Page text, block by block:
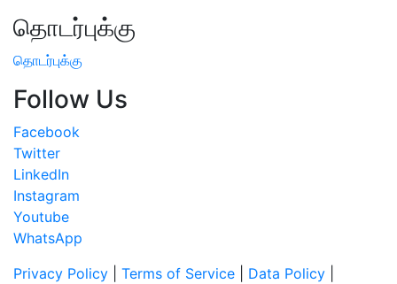
தொடர்புக்கு
தொடர்புக்கு
Follow Us
Facebook
Twitter
LinkedIn
Instagram
Youtube
WhatsApp
Privacy Policy
Terms of Service Data Policy